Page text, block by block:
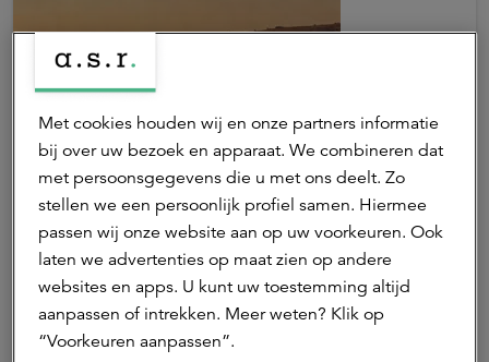
06 juli 2026 | 1 min. leestijd
Juni 2026: beleggingsklimaat blijft
positief
Juni 2026 verliep voor zowel aandelen- als
Marktontwikkelingen
Met cookies houden wij en onze partners informatie
bij over uw bezoek en apparaat. We combineren dat
met persoonsgegevens die u met ons deelt. Zo
stellen we een persoonlijk profiel samen. Hiermee
passen wij onze website aan op uw voorkeuren. Ook
laten we advertenties op maat zien op andere
websites en apps. U kunt uw toestemming altijd
aanpassen of intrekken. Meer weten? Klik op
“Voorkeuren aanpassen”.